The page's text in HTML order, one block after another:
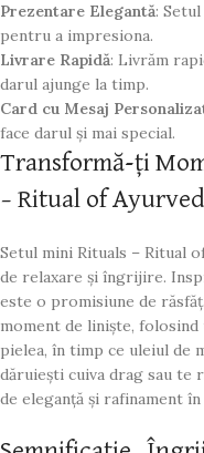
Prezentare Elegantă:
pentru a impresiona.
Livrare Rapidă: Livrăm
darul ajunge la timp.
Card cu Mesaj
face darul și mai special.
Transformă-ți
– Ritual of
Setul mini Rituals – Ritual
de relaxare și îngrijire.
este o promisiune de
moment de liniște,
pielea, în timp ce uleiul de
dăruiești cuiva drag sau te
de eleganță și rafinament în